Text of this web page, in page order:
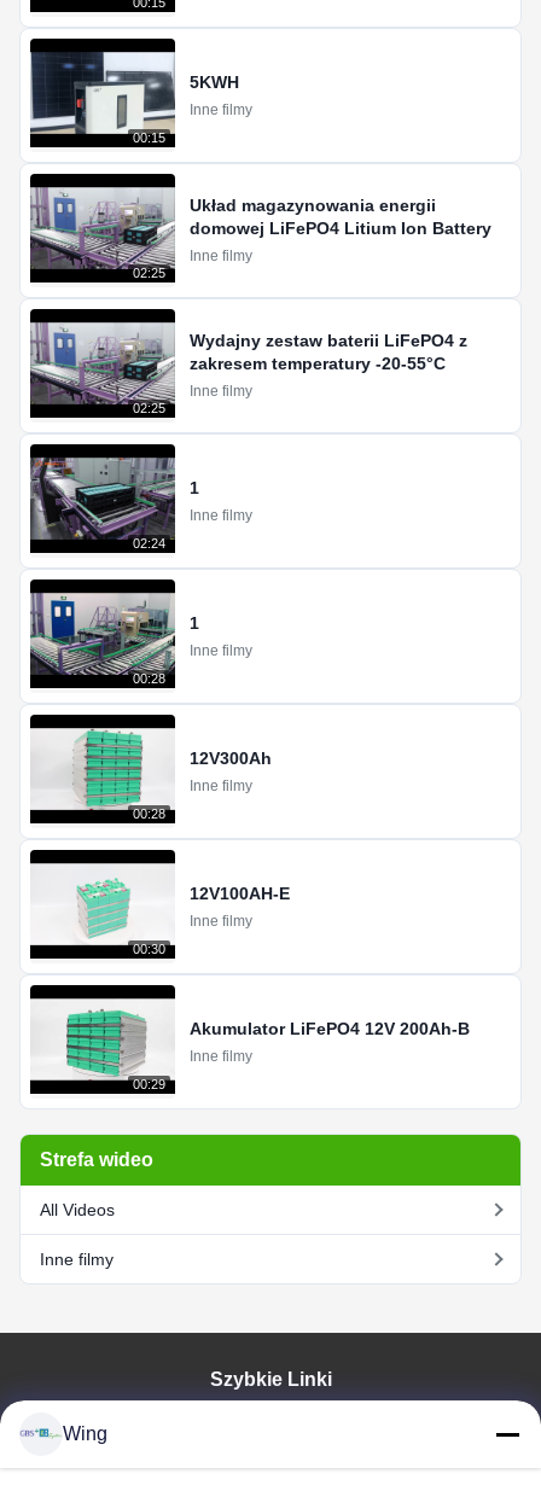
00:15
5KWH
Inne filmy
02:25
Układ magazynowania energii
domowej LiFePO4 Litium Ion Battery
Inne filmy
02:25
Wydajny zestaw baterii LiFePO4 z
zakresem temperatury -20-55°C
Inne filmy
02:24
1
Inne filmy
00:28
1
Inne filmy
00:28
12V300Ah
Inne filmy
00:30
12V100AH-E
Inne filmy
00:29
Akumulator LiFePO4 12V 200Ah-B
Inne filmy
Strefa wideo
All Videos
Inne filmy
Szybkie Linki
Wing